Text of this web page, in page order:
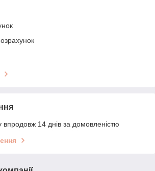
14 днів за домовленістю